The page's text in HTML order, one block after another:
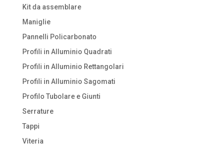
Kit da assemblare
Maniglie
Pannelli Policarbonato
Profili in Alluminio Quadrati
Profili in Alluminio Rettangolari
Profili in Alluminio Sagomati
Profilo Tubolare e Giunti
Serrature
Tappi
Viteria